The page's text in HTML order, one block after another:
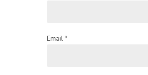
Email *